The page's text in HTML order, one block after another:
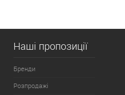
Наші пропозиції
Бренди
Розпродажі